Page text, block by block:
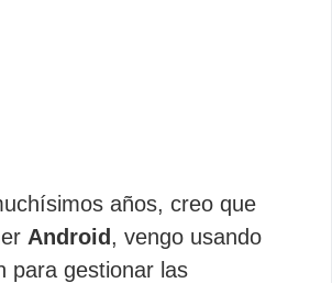
años, creo que
Android , vengo usando
para gestionar las